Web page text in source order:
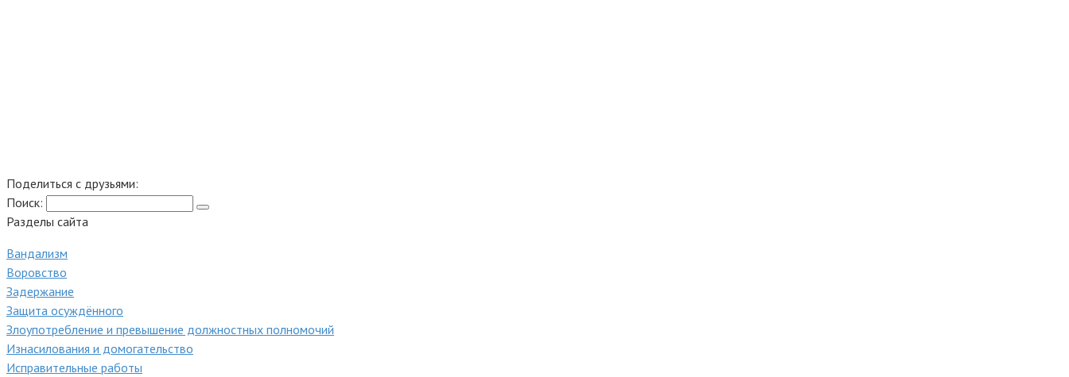
Поделиться с друзьями:
Поиск:
Разделы сайта
Вандализм
Воровство
Задержание
Защита осуждённого
Злоупотребление и превышение должностных полномочий
Изнасилования и домогательство
Исправительные работы